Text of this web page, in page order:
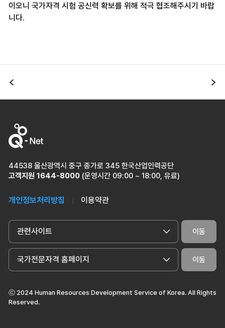
이오니 국가자격 시험 공신력 확보를 위해 적극 협조해주시기 바랍
니다.
이전
44538 울산광역시 중구 종가로 345 한국산업인력공단
고객지원 1644-8000 (운영시간 09:00 ~ 18:00, 유료)
개인정보처리방침 이용약관
관련사이트 이동
국가전문자격 홈페이지 이동
ⓒ 2024 Human Resources Development Service of Korea. All Rights
Reserved.